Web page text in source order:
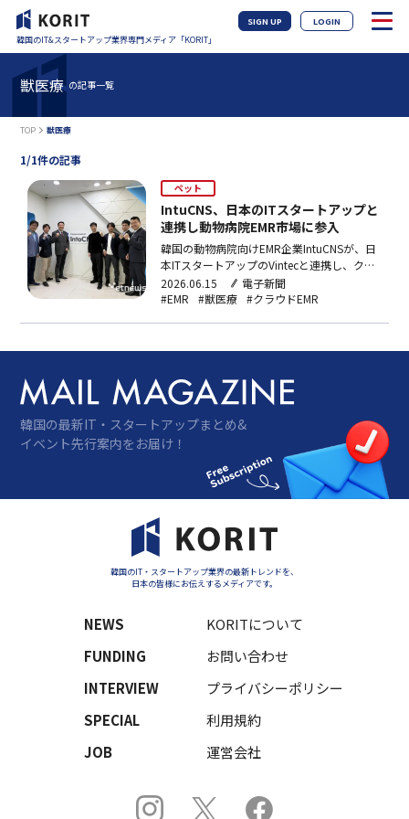
韓国のIT&スタートアップ業界専門メディア「KORIT」
SIGN UP LOGIN
獣医療 の記事一覧
TOP 獣医療
1/1件の記事
ペット
IntuCNS、日本のITスタートアップと
連携し動物病院EMR市場に参入
韓国の動物病院向けEMR企業IntuCNSが、日
本ITスタートアップのVintecと連携し、クラ
ウドEMR「IntuVetCloud」の日本展開を開
始。7月までに日本語版を構築しPoCに着
2026.06.15
電子新聞
#EMR
#獣医療 #クラウドEMR
韓国の最新IT・スタートアップまとめ&
イベント先行案内をお届け！
韓国のIT・スタートアップ業界の最新トレンドを、
日本の皆様にお伝えするメディアです。
NEWS
FUNDING
INTERVIEW
SPECIAL
JOB
KORITについて
お問い合わせ
プライバシーポリシー
利用規約
運営会社